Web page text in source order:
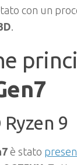
con un
.
9
è stato